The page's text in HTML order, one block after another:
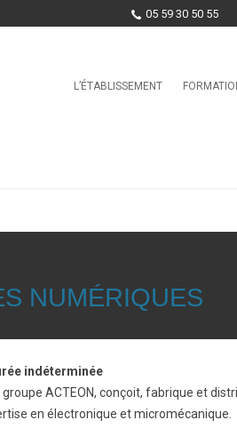
05 59 30 50 55
L’ÉTABLISSEMENT
CPGE TSI
BTS
BTS
NUMÉRIQUES
indéterminée
groupe ACTEON, conçoit, fabrique et
en électronique et micromécanique.